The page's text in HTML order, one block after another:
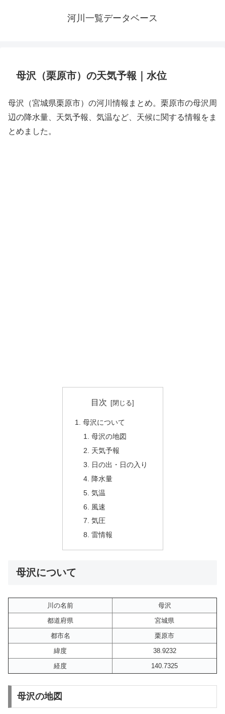
河川一覧データベース
母沢（栗原市）の天気予報｜水位
母沢（宮城県栗原市）の河川情報まとめ。栗原市の母沢周
辺の降水量、天気予報、気温など、天候に関する情報をま
とめました。
目次
母沢について
母沢の地図
天気予報
日の出・日の入り
降水量
気温
風速
気圧
雷情報
母沢について
川の名前
母沢
都道府県
宮城県
都市名
栗原市
緯度
38.9232
経度
140.7325
母沢の地図